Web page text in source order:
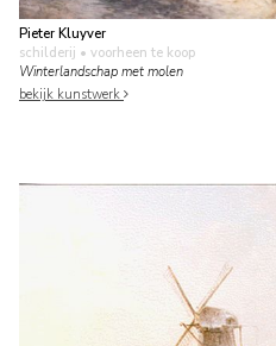
Pieter Kluyver
schilderij • voorheen te koop
Winterlandschap met molen
bekijk kunstwerk